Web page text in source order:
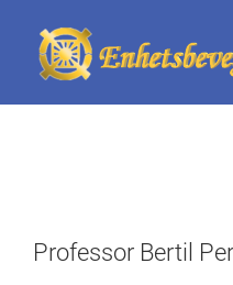
content
Professor Bertil